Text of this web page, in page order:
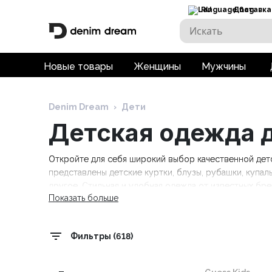
RU Доставка
Новые товары Женщины Мужчины
Denim Dream › Дети
Детская одежда
Откройте для себя широкий выбор качественной
представлены детские куртки, блузы, рубашки,
Tommy Hilfiger Kids, Trespass. Бесплатная доставка
Показать больше
Фильтры (618)